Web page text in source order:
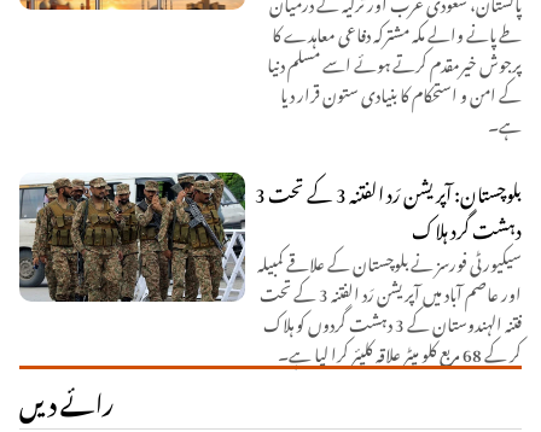
طے پانے والے مکہ مشترکہ دفاعی معاہدے کا
پرجوش خیرمقدم کرتے ہوئے اسے مسلم دنیا
کے امن و استحکام کا بنیادی ستون قرار دیا
ہے۔
بلوچستان: آپریشن رَد الفتنہ 3 کے تحت 3
دہشت گرد ہلاک
سیکیورٹی فورسز نے بلوچستان کے علاقے کمبیلہ
اور عاصم آباد میں آپریشن رَد الفتنہ 3 کے تحت
فتنہ الہندوستان کے 3 دہشت گردوں کو ہلاک
کر کے 68 مربع کلو میٹر علاقہ کلیئر کرا لیا ہے۔
رائے دیں